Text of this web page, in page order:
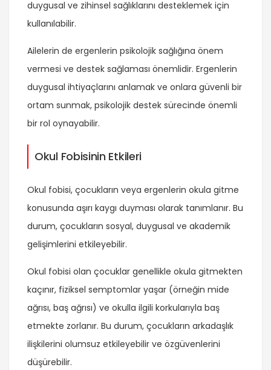
duygusal ve zihinsel sağlıklarını desteklemek için
kullanılabilir.
Ailelerin de ergenlerin psikolojik sağlığına önem
vermesi ve destek sağlaması önemlidir. Ergenlerin
duygusal ihtiyaçlarını anlamak ve onlara güvenli bir
ortam sunmak, psikolojik destek sürecinde önemli
bir rol oynayabilir.
Okul Fobisinin Etkileri
Okul fobisi, çocukların veya ergenlerin okula gitme
konusunda aşırı kaygı duyması olarak tanımlanır. Bu
durum, çocukların sosyal, duygusal ve akademik
gelişimlerini etkileyebilir.
Okul fobisi olan çocuklar genellikle okula gitmekten
kaçınır, fiziksel semptomlar yaşar (örneğin mide
ağrısı, baş ağrısı) ve okulla ilgili korkularıyla baş
etmekte zorlanır. Bu durum, çocukların arkadaşlık
ilişkilerini olumsuz etkileyebilir ve özgüvenlerini
düşürebilir.